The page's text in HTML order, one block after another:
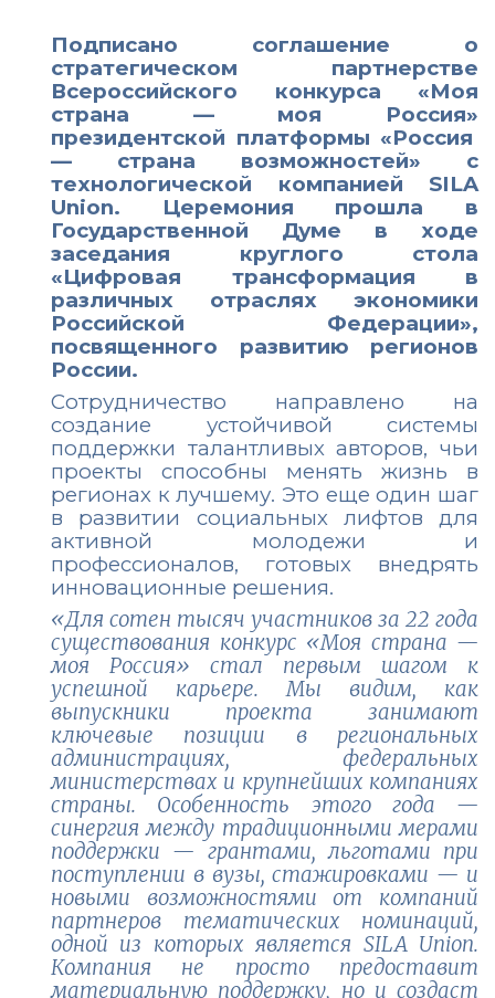
Подписано соглашение о
стратегическом партнерстве
Всероссийского конкурса «Моя
страна — моя Россия»
президентской платформы«Россия
— страна возможностей» с
технологической компанией SILA
Union. Церемония прошла в
Государственной Думе в ходе
заседания круглого стола
«Цифровая трансформация в
различных отраслях экономики
Российской Федерации»,
посвященного развитию регионов
России.
Сотрудничество направлено на
создание устойчивой системы
поддержки талантливых авторов, чьи
проекты способны менять жизнь в
регионах к лучшему. Это еще один шаг
в развитии социальных лифтов для
активной молодежи и
профессионалов, готовых внедрять
инновационные решения.
«Для сотен тысяч участников за 22 года
существования конкурс «Моя страна —
моя Россия» стал первым шагом к
успешной карьере. Мы видим, как
выпускники проекта занимают
ключевые позиции в региональных
администрациях, федеральных
министерствах и крупнейших компаниях
страны. Особенность этого года —
синергия между традиционными мерами
поддержки — грантами, льготами при
поступлении в вузы, стажировками — и
новыми возможностями от компаний
партнеров тематических номинаций,
одной из которых является SILA Union.
Компания не просто предоставит
материальную поддержку, но и создаст